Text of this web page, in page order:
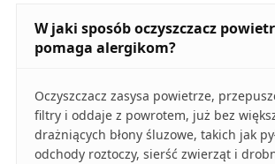
W jaki sposób oczyszczacz
pomaga alergikom?
Oczyszczacz zasysa powietrze,
filtry i oddaje z powrotem, już bez
drażniących błony śluzowe, takich jak
odchody roztoczy, sierść zwierząt i